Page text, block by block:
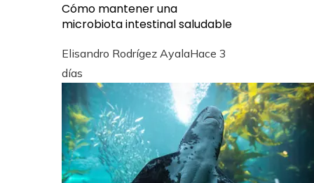
Cómo mantener una
microbiota intestinal saludable
Elisandro Rodrígez AyalaHace 3
días